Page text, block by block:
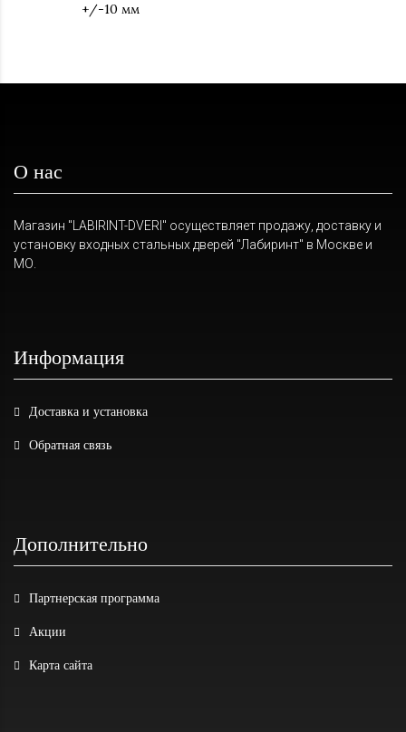
+/-10 мм
О нас
Магазин "LABIRINT-DVERI" осуществляет продажу, доставку и
установку входных стальных дверей "Лабиринт" в Москве и
МО.
Информация
Доставка и установка
Обратная связь
Дополнительно
Партнерская программа
Акции
Карта сайта